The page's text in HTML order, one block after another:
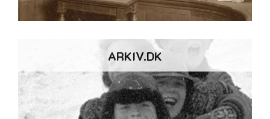
ARKIV.DK